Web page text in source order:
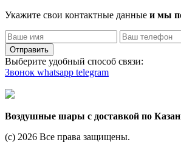
Укажите свои контактные данные и мы
Отправить
Выберите удобный способ связи:
Звонок whatsapp telegram
Воздушные шары с доставкой по
(c) 2026 Все права защищены.